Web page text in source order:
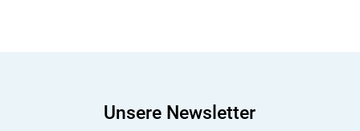
Rindern
Unsere Newsletter